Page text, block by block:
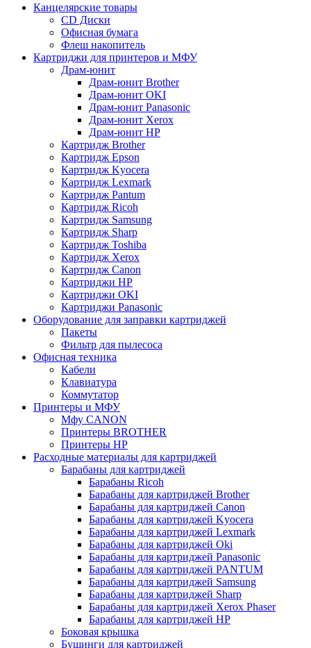
Канцелярские товары
CD Диски
Офисная бумага
Флеш накопитель
Картриджи для принтеров и МФУ
Драм-юнит
Драм-юнит Brother
Драм-юнит OKI
Драм-юнит Panasonic
Драм-юнит Xerox
Драм-юнит НР
Картридж Brother
Картридж Epson
Картридж Kyocera
Картридж Lexmark
Картридж Pantum
Картридж Ricoh
Картридж Samsung
Картридж Sharp
Картридж Toshiba
Картридж Xerox
Картридж Сanon
Картриджи HP
Картриджи OKI
Картриджи Panasonic
Оборудование для заправки картриджей
Пакеты
Фильтр для пылесоса
Офисная техника
Кабели
Клавиатура
Коммутатор
Принтеры и МФУ
Мфу CANON
Принтеры BROTHER
Принтеры HP
Расходные материалы для картриджей
Барабаны для картриджей
Барабаны Ricoh
Барабаны для картриджей Brother
Барабаны для картриджей Canon
Барабаны для картриджей Kyocera
Барабаны для картриджей Lexmark
Барабаны для картриджей Oki
Барабаны для картриджей Panasonic
Барабаны для картриджей PANTUM
Барабаны для картриджей Samsung
Барабаны для картриджей Sharp
Барабаны для картриджей Xerox Phaser
Барабаны для картриджей НР
Боковая крышка
Бушинги для картриджей